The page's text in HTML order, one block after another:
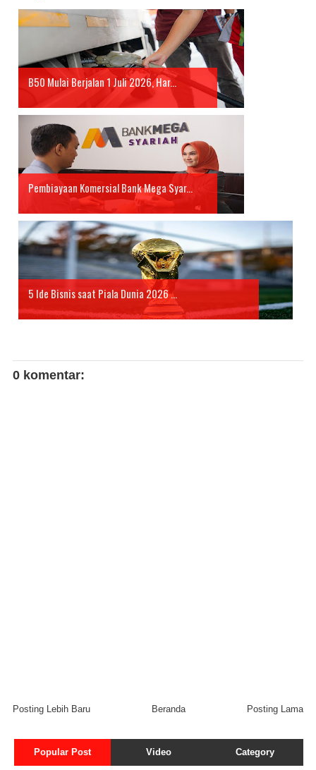
B50 Mulai Berjalan 1 Juli 2026, Har...
Pembiayaan Komersial Bank Mega Syar...
5 Ide Bisnis saat Piala Dunia 2026 ...
0 komentar:
Posting Lebih Baru Posting Lama
Beranda
Popular Post Video Category